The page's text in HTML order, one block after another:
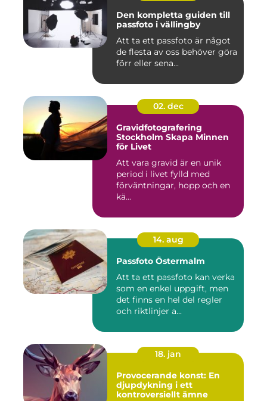
Den kompletta guiden till
passfoto i vällingby
Att ta ett passfoto är något
de flesta av oss behöver göra
förr eller sena...
02. dec
Gravidfotografering
Stockholm Skapa Minnen
för Livet
Att vara gravid är en unik
period i livet fylld med
förväntningar, hopp och en
kä...
14. aug
Passfoto Östermalm
Att ta ett passfoto kan verka
som en enkel uppgift, men
det finns en hel del regler
och riktlinjer a...
18. jan
Provocerande konst: En
djupdykning i ett
kontroversiellt ämne